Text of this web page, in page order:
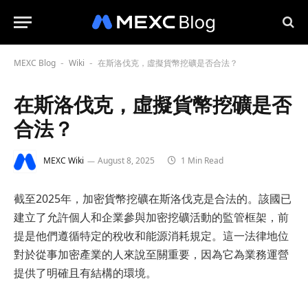
MEXC Blog - Wiki - 在斯洛伐克，虛擬貨幣挖礦是否合法？
在斯洛伐克，虛擬貨幣挖礦是否
合法？
MEXC Wiki August 8, 2025 1 Min Read
截至2025年，加密貨幣挖礦在斯洛伐克是合法的。該國已
建立了允許個人和企業參與加密挖礦活動的監管框架，前
提是他們遵循特定的稅收和能源消耗規定。這一法律地位
對於從事加密產業的人來說至關重要，因為它為業務運營
提供了明確且有結構的環境。